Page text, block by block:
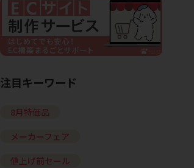
注目キーワード
8月特価品
メーカーフェア
値上げ前セール